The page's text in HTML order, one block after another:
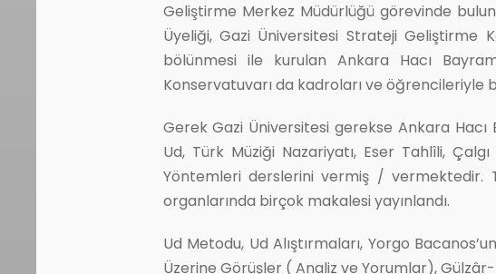
Geliştirme Merkez Müdürlüğü görevinde
Üyeliği, Gazi Üniversitesi Strateji Geliştirme
bölünmesi ile kurulan Ankara Hacı
Konservatuvarı da kadroları ve öğrencileriyle
Gerek Gazi Üniversitesi gerekse Ankara Hacı
Ud, Türk Müziği Nazariyatı, Eser Tahlîli,
Yöntemleri derslerini vermiş / vermektedir.
organlarında birçok makalesi yayınlandı.
Ud Metodu, Ud Alıştırmaları, Yorgo
Üzerine Görüşler ( Analiz ve Yorumlar),